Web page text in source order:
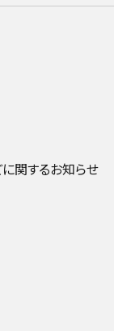
関するお知らせ